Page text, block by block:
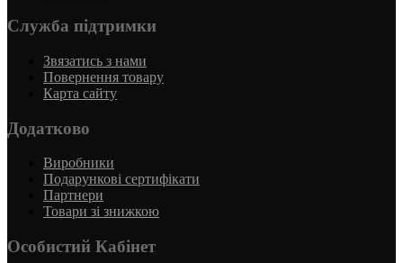
Служба підтримки
Звязатись з нами
Повернення товару
Карта сайту
Додатково
Виробники
Подарункові сертифікати
Партнери
Товари зі знижкою
Особистий Кабінет